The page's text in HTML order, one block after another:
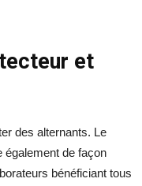
et
des alternants. Le
également de façon
bénéficiant tous